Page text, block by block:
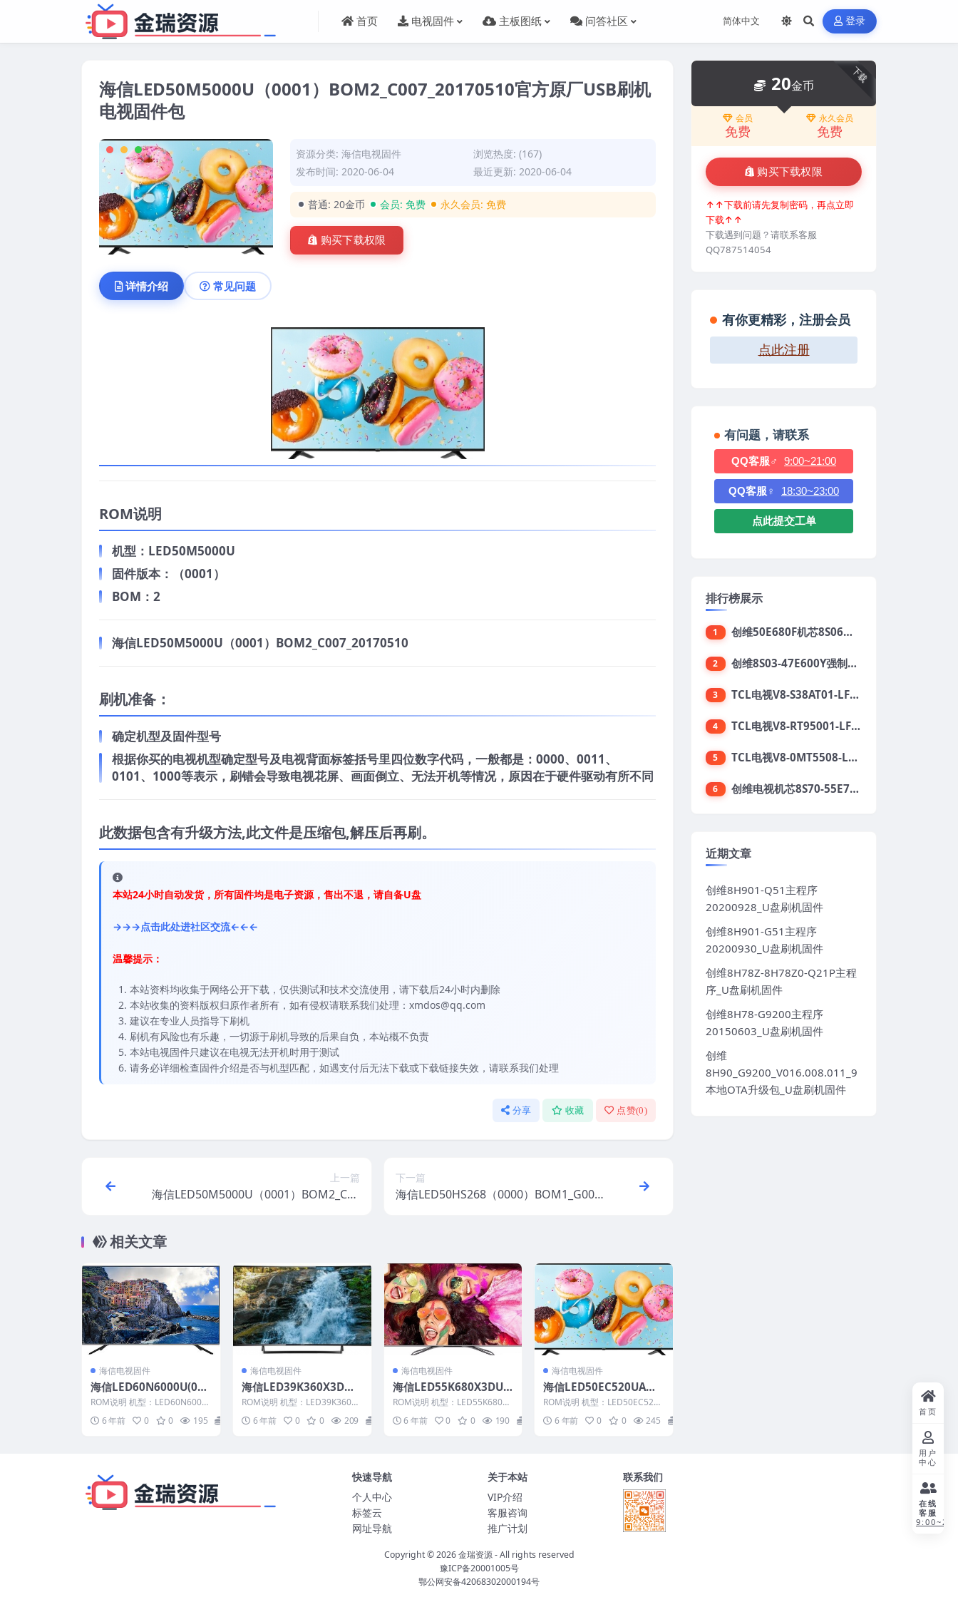
首页 电视固件 主板图纸 问答社区 登录
海信LED50M5000U（0001）BOM2_C007_20170510官方原厂USB刷机
电视固件包
资源分类:海信电视固件
浏览热度: (167)
发布时间: 2020-06-04
最近更新: 2020-06-04
普通:20金币 会员:免费 永久会员:免费
购买下载权限
详情介绍 常见问题
ROM说明
机型：LED50M5000U
固件版本：（0001）
BOM：2
海信LED50M5000U（0001）BOM2_C007_20170510
刷机准备：
确定机型及固件型号
根据你买的电视机型确定型号及电视背面标签括号里四位数字代码，一般都是：0000、0011、
0101、1000等表示，刷错会导致电视花屏、画面倒立、无法开机等情况，原因在于硬件驱动有所不同
此数据包含有升级方法,此文件是压缩包,解压后再刷。
本站24小时自动发货，所有固件均是电子资源，售出不退，请自备U盘
→→→点击此处进社区交流←←←
温馨提示：
本站资料均收集于网络公开下载，仅供测试和技术交流使用，请下载后24小时内删除
本站收集的资料版权归原作者所有，如有侵权请联系我们处理：xmdos@qq.com
建议在专业人员指导下刷机
刷机有风险也有乐趣，一切源于刷机导致的后果自负，本站概不负责
本站电视固件只建议在电视无法开机时用于测试
请务必详细检查固件介绍是否与机型匹配，如遇支付后无法下载或下载链接失效，请联系我们处理
分享 收藏 点赞(0)
上一篇
海信LED50M5000U（0001）BOM2_C00
下一篇
海信LED50HS268（0000）BOM1_G002
相关文章
海信电视固件
海信LED60N6000U(010
0）BOM2_C005_20180
130官方原厂USB刷机电
视固件包
ROM说明 机型：LED60N6000
U 固件版本：（0100） BOM：
2 海...6 年前 0 0 195
海信电视固件
海信LED39K360X3D（0
000）BOM1官方原厂US
B刷机电视固件包
ROM说明 机型：LED39K360X3
D 固件版本：（0000） BOM：
1 ...6 年前 0 0 209
海信电视固件
海信LED55K680X3DU
（0000）BOM1_C006_2
0161031官方原厂USB刷
机电视固件包
ROM说明 机型：LED55K680X3
DU 固件版本：（0000） BO
M：1...
6 年前 0 0 190
海信电视固件
海信LED50EC520UA（0
000）BOM1_C003_201
50910官方原厂USB刷机
电视固件包
ROM说明 机型：LED50EC520
UA 固件版本：（0000） BO
M：1 ...
6 年前 0 0 245
下载
20金币
会员
免费
永久会员
免费
购买下载权限
↑↑下载前请先复制密码，再点立即
下载↑↑
下载遇到问题？请联系客服
QQ787514054
有你更精彩，注册会员
点此注册
有问题，请联系
QQ客服♂ 9:00~21:00
QQ客服♀ 18:30~23:00
点此提交工单
排行榜展示
1 创维50E680F机芯8S06强制升级刷机包
2 创维8S03-47E600Y强制升级软件刷机电视固件包
3 TCL电视V8-S38AT01-LF1V123版本强刷电视固件包下载
4 TCL电视V8-RT95001-LF1V215版本强刷电视固件包下载
5 TCL电视V8-0MT5508-LF1V362版本强刷电视固件包下载
6 创维电视机芯8S70-55E710S系列酷开5.05刷机固件
近期文章
创维8H901-Q51主程序
20200928_U盘刷机固件
创维8H901-G51主程序
20200930_U盘刷机固件
创维8H78Z-8H78Z0-Q21P主程
序_U盘刷机固件
创维8H78-G9200主程序
20150603_U盘刷机固件
创维
8H90_G9200_V016.008.011_9
本地OTA升级包_U盘刷机固件
快速导航
个人中心
标签云
网址导航
关于本站
VIP介绍
客服咨询
推广计划
联系我们
Copyright © 2026金瑞资源- All rights reserved
豫ICP备20001005号
鄂公网安备42068302000194号
首页
用户
中心
在线
客服